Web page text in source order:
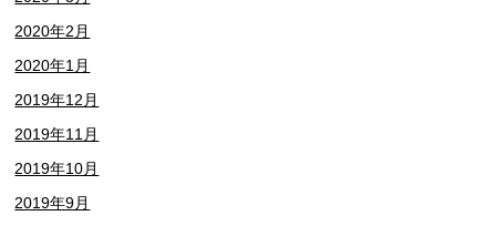
2020年2月
2020年1月
2019年12月
2019年11月
2019年10月
2019年9月